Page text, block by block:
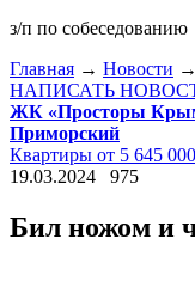
з/п по собеседованию
Главная → Новости →
НАПИСАТЬ
ЖК «Просторы
Приморский
Квартиры от 5 645
19.03.2024
975
Бил ножом и